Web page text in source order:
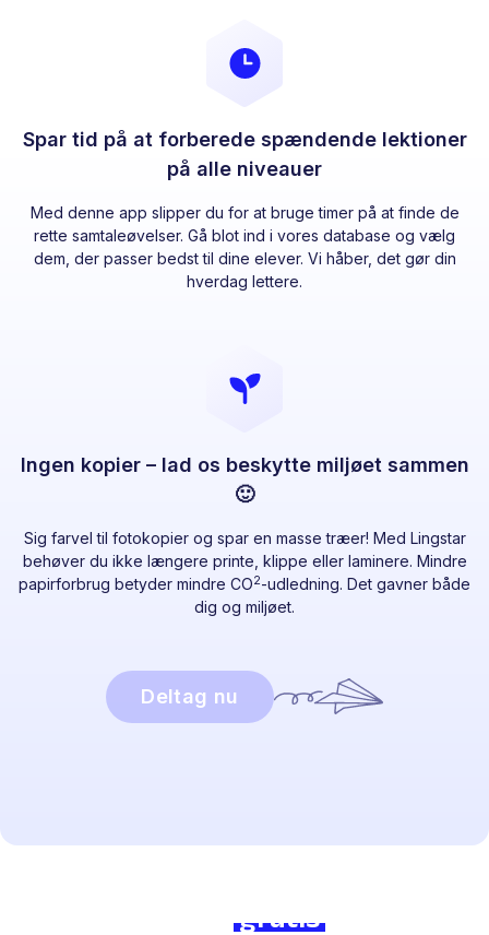
Spar tid på at forberede spændende lektioner
på alle niveauer
Med denne app slipper du for at bruge timer på at finde de
rette samtaleøvelser. Gå blot ind i vores database og vælg
dem, der passer bedst til dine elever. Vi håber, det gør din
hverdag lettere.
Ingen kopier – lad os beskytte miljøet sammen
🙂
Sig farvel til fotokopier og spar en masse træer! Med Lingstar
behøver du ikke længere printe, klippe eller laminere. Mindre
papirforbrug betyder mindre CO2-udledning. Det gavner både
dig og miljøet.
Deltag nu
Slut dig til osgratisi dag og